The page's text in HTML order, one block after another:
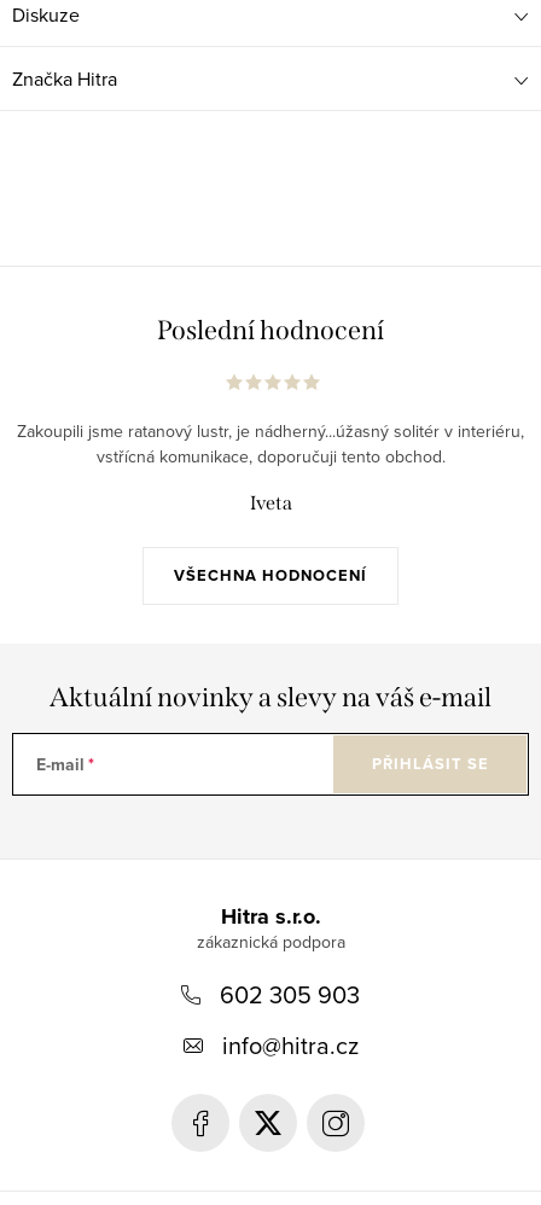
Diskuze
Značka Hitra
Poslední hodnocení
VŠECHNA HODNOCENÍ
Zakoupili jsme ratanový lustr, je nádherný...úžasný solitér v interiéru,
vstřícná komunikace, doporučuji tento obchod.
Iveta
Aktuální novinky a slevy na váš e-mail
E-mail PŘIHLÁSIT SE
Hitra s.r.o.
602 305 903
info@hitra.cz